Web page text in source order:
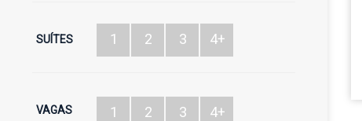
SUÍTES 1 2 3 4+
VAGAS 1 2 3 4+